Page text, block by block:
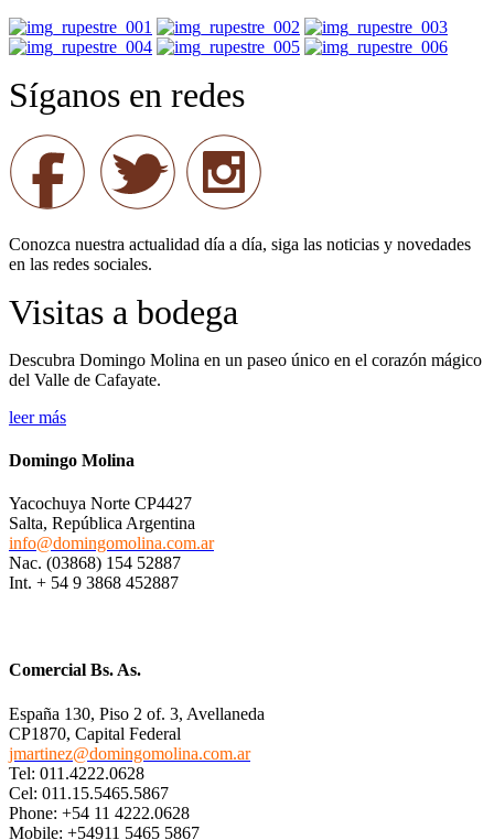
Síganos en redes
Conozca nuestra actualidad día a día, siga las noticias y novedades
en las redes sociales.
Visitas a bodega
Descubra Domingo Molina en un paseo único en el corazón mágico
del Valle de Cafayate.
leer más
Domingo Molina
Yacochuya Norte CP4427
Salta, República Argentina
info@domingomolina.com.ar
Nac. (03868) 154 52887
Int. + 54 9 3868 452887
Comercial Bs. As.
España 130, Piso 2 of. 3, Avellaneda
CP1870, Capital Federal
jmartinez@domingomolina.com.ar
Tel: 011.4222.0628
Cel: 011.15.5465.5867
Phone: +54 11 4222.0628
Mobile: +54911 5465 5867